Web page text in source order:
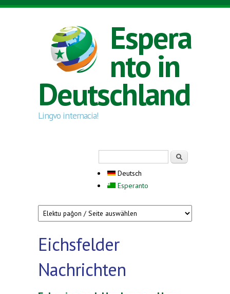
Direkt zum Inhalt
Espera
nto in
Deutschland
Lingvo internacia!
Deutsch
Esperanto
Eichsfelder
Nachrichten